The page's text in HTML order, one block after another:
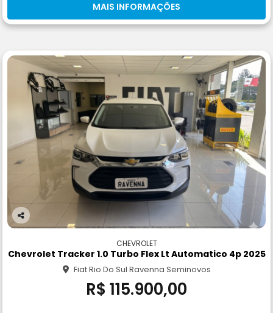
MAIS INFORMAÇÕES
Co
rtil
CHEVROLET
Chevrolet Tracker 1.0 Turbo Flex Lt Automatico 4p 2025
Fiat Rio Do Sul Ravenna Seminovos
R$ 115.900,00